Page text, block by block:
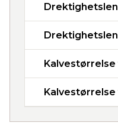
Kalvestørrelse